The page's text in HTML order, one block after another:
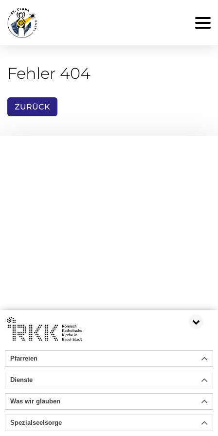
Fehler 404
ZURÜCK
Pfarreien
Dienste
Was wir glauben
Spezialseelsorge